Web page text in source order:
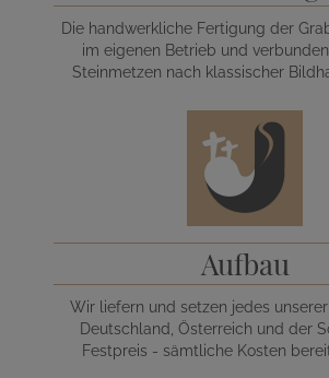
Die handwerkliche Fertigung der
im eigenen Betrieb und
Steinmetzen nach klassischer
Aufbau
Wir liefern und setzen jedes
Deutschland, Österreich und der
Festpreis - sämtliche Kosten